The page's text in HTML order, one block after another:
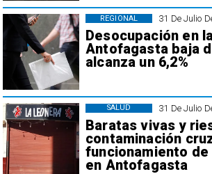
31 De Julio
Desocupación en
Antofagasta baja
alcanza un 6,2%
REGIONAL
31 De Julio
Baratas vivas y
contaminación
funcionamiento de
en Antofagasta
SALUD